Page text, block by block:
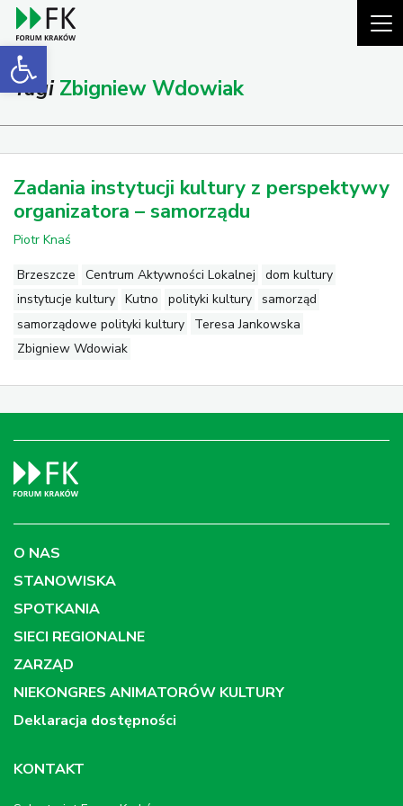
Open toolbar
Tagi Zbigniew Wdowiak
Zadania instytucji kultury z perspektywy
organizatora – samorządu
Piotr Knaś
Brzeszcze Centrum Aktywności Lokalnej
dom kultury
instytucje kultury
Kutno polityki kultury
samorząd
samorządowe polityki kultury
Teresa Jankowska
Zbigniew Wdowiak
O NAS
STANOWISKA
SPOTKANIA
SIECI REGIONALNE
ZARZĄD
NIEKONGRES ANIMATORÓW KULTURY
Deklaracja dostępności
KONTAKT